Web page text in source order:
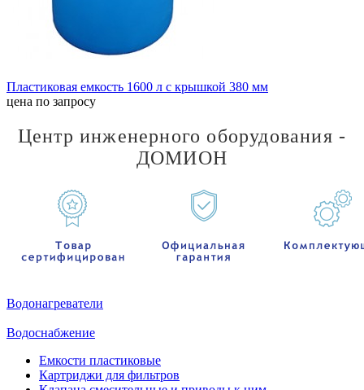
Пластиковая емкость 1600 л с крышкой 380 мм
цена по запросу
Центр инженерного оборудования -
ДОМИОН
Водонагреватели
Водоснабжение
Емкости пластиковые
Картриджи для фильтров